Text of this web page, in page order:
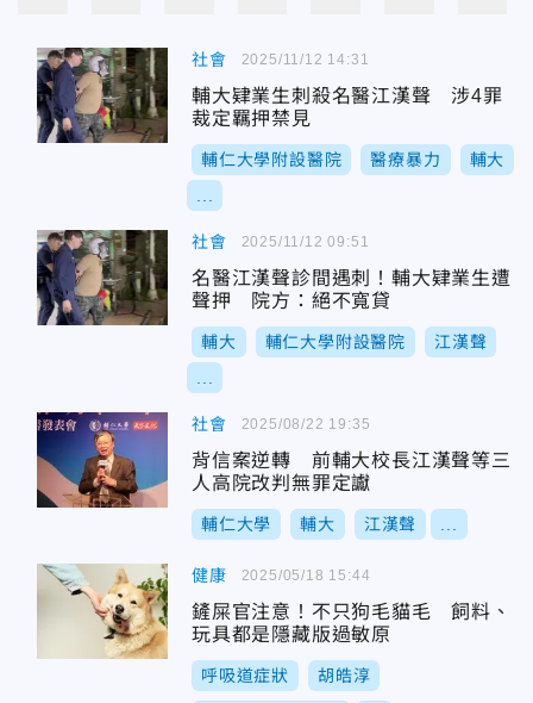
社會
輔大肄業生刺殺名醫江漢聲 涉4罪
裁定羈押禁見
輔仁大學附設醫院 醫療暴力 輔大
2025/11/12 14:31
社會
名醫江漢聲診間遇刺！輔大肄業生遭
聲押 院方：絕不寬貸
輔大 輔仁大學附設醫院 江漢聲
2025/11/12 09:51
社會
背信案逆轉 前輔大校長江漢聲等三
人高院改判無罪定讞
輔仁大學 輔大 江漢聲
2025/08/22 19:35
健康
鏟屎官注意！不只狗毛貓毛 飼料、
玩具都是隱藏版過敏原
呼吸道症狀 胡皓淳
2025/05/18 15:44